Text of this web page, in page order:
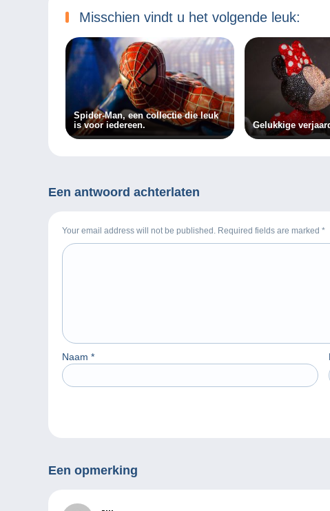
Misschien vindt u het volgende leuk:
Spider-Man, een collectie die leuk
is voor iedereen.
Gelukkige
Een antwoord achterlaten
Your email address will not be published. Required fields are marked *
Naam *
Een opmerking